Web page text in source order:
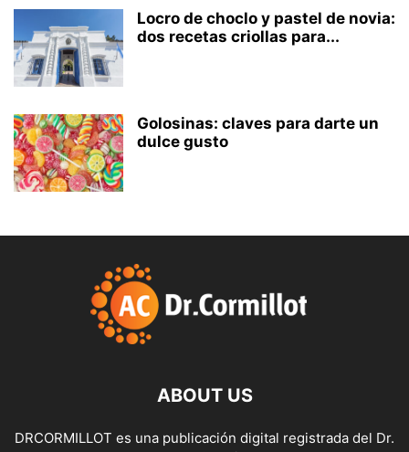
Locro de choclo y pastel de novia:
dos recetas criollas para...
Golosinas: claves para darte un
dulce gusto
ABOUT US
DRCORMILLOT es una publicación digital registrada del Dr.